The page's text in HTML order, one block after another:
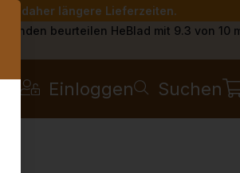
daher längere Lieferzeiten.
Kunden beurteilen HeBlad mit 9.3 von 10
Einloggen Suchen